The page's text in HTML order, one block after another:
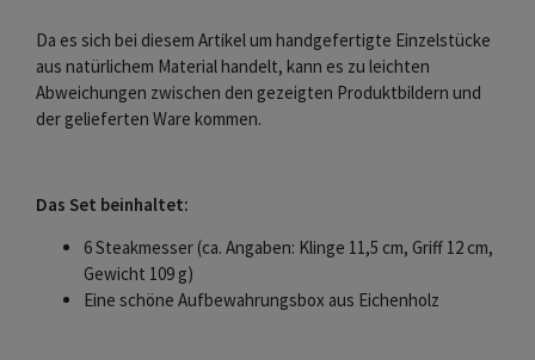
Da es sich bei diesem Artikel um handgefertigte Einzelstücke
aus natürlichem Material handelt, kann es zu leichten
Abweichungen zwischen den gezeigten Produktbildern und
der gelieferten Ware kommen.
Das Set beinhaltet:
6 Steakmesser (ca. Angaben: Klinge 11,5 cm, Griff 12 cm,
Gewicht 109 g)
Eine schöne Aufbewahrungsbox aus Eichenholz